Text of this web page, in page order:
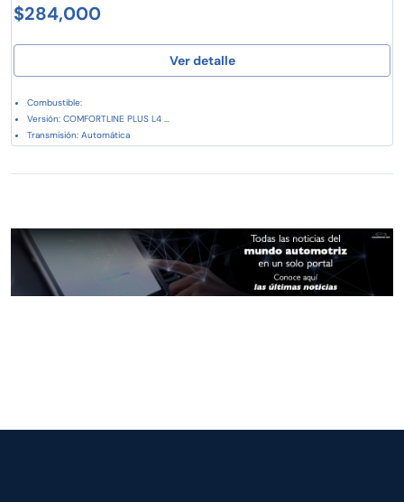
$284,000
Ver detalle
Combustible:
Versión: COMFORTLINE PLUS L4 ...
Transmisión: Automática